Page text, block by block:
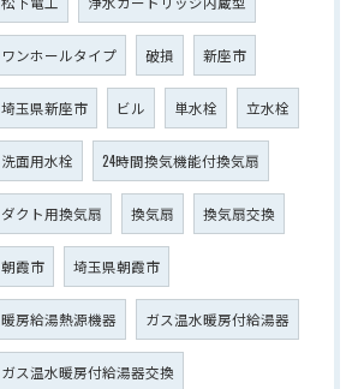
ワンホールタイプ 破損 新座市
埼玉県新座市 ビル 単水栓 立水栓
洗面用水栓 24時間換気機能付換気扇
ダクト用換気扇 換気扇 換気扇交換
朝霞市 埼玉県朝霞市
暖房給湯熱源機器 ガス温水暖房付給湯器
ガス温水暖房付給湯器交換